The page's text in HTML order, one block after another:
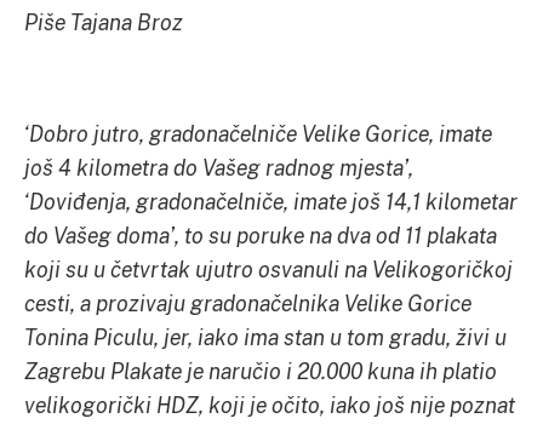
Piše Tajana Broz
‘Dobro jutro, gradonačelniče Velike Gorice, imate
još 4 kilometra do Vašeg radnog mjesta’,
‘Doviđenja, gradonačelniče, imate još 14,1 kilometar
do Vašeg doma’, to su poruke na dva od 11 plakata
koji su u četvrtak ujutro osvanuli na Velikogoričkoj
cesti, a prozivaju gradonačelnika Velike Gorice
Tonina Piculu, jer, iako ima stan u tom gradu, živi u
Zagrebu Plakate je naručio i 20.000 kuna ih platio
velikogorički HDZ, koji je očito, iako još nije poznat